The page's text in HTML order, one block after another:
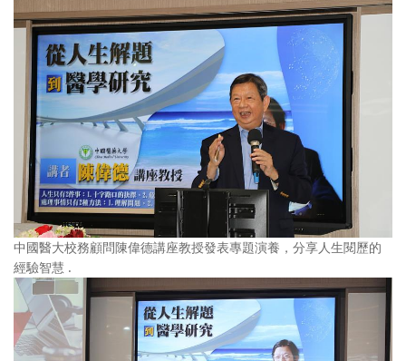
中國醫大校務顧問陳偉德講座教授發表專題演養，分享人生閱歷的
經驗智慧 .